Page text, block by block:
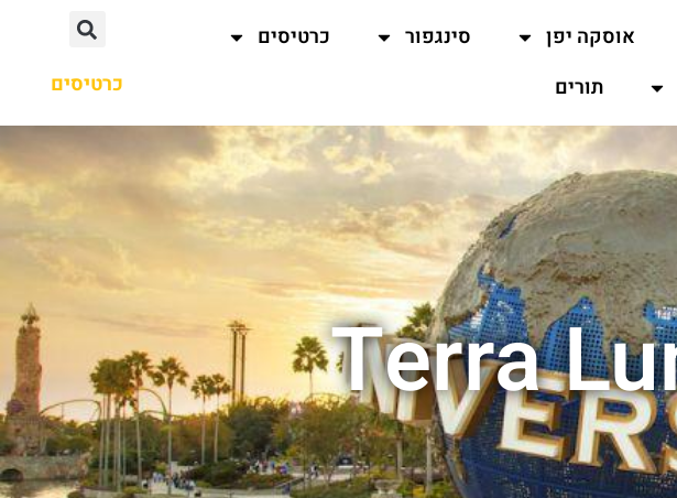
אוסקה יפן סינגפור
כרטיסים
תורים כרטיסים